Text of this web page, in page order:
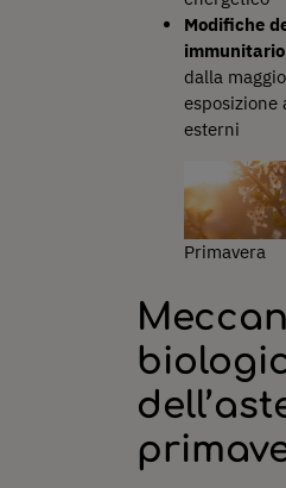
Modifiche
immunitario
dalla
esposizione
esterni
Primavera